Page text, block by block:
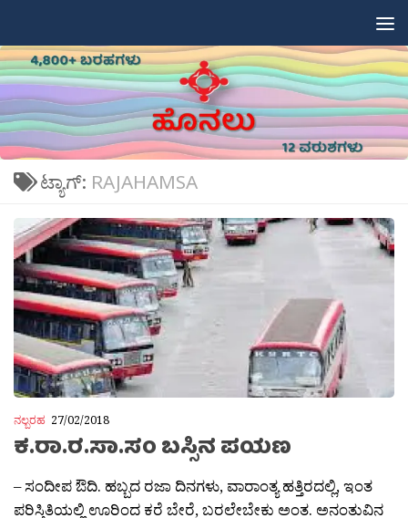
ಟ್ಯಾಗ್: RAJAHAMSA
ನಲ್ಬರಹ 27/02/2018
ಕ.ರಾ.ರ.ಸಾ.ಸಂ ಬಸ್ಸಿನ ಪಯಣ
– ಸಂದೀಪ ಔದಿ. ಹಬ್ಬದ ರಜಾ ದಿನಗಳು, ವಾರಾಂತ್ಯ ಹತ್ತಿರದಲ್ಲಿ, ಇಂತ
ಪರಿಸ್ತಿತಿಯಲ್ಲಿ ಊರಿಂದ ಕರೆ ಬೇರೆ, ಬರಲೇಬೇಕು ಅಂತ. ಅನಂತುವಿನ